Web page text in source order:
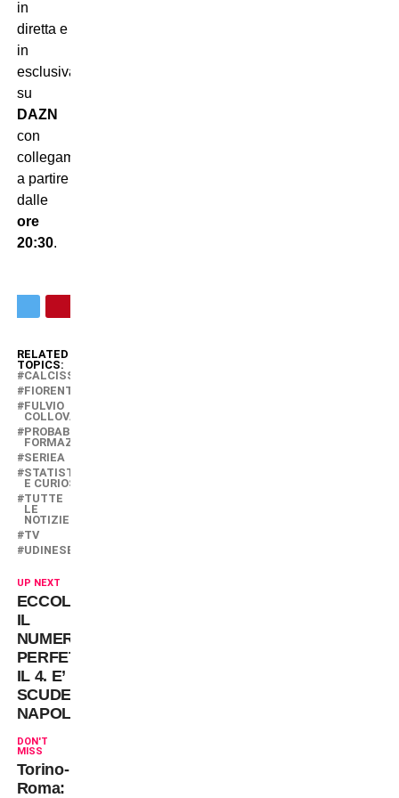
in
diretta e
in
esclusiva
su
DAZN
con
collegamento
a partire
dalle
ore
20:30.
RELATED
TOPICS:
CALCISSIMO
FIORENTINA
FULVIO
COLLOVATI
PROBABILI
FORMAZIONI
SERIEA
STATISTICHE
E CURIOSITÀ
TUTTE
LE
NOTIZIE
TV
UDINESE
UP NEXT
ECCOLO,
IL
NUMERO
PERFETTO:
IL 4. E’
SCUDETTO
NAPOLI!
DON'T
MISS
Torino-
Roma: